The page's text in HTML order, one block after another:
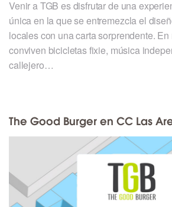
Venir a TGB es disfrutar de una
única en la que se entremezcla el
locales con una carta sorprendente.
conviven bicicletas fixie, música
callejero…
The Good Burger en CC Las